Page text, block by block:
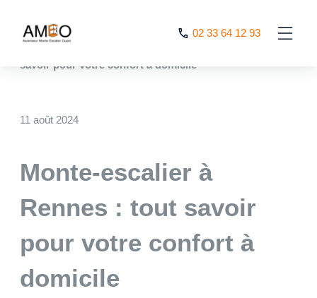
02 33 64 12 93
AMEO>Nos actualités
savoir pour votre confort à domicile
11 août 2024
Monte-escalier à
Rennes : tout savoir
pour votre confort à
domicile